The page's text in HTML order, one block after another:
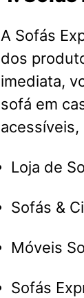
A Sofás
dos
imediata,
sofá em
acessíveis,
Loja de
Sofás &
Móveis
Sofás